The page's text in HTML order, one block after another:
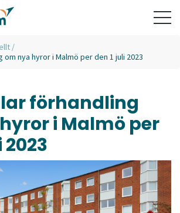
/
om nya hyror i Malmö per den 1 juli 2023
förhandling
i Malmö per
2023